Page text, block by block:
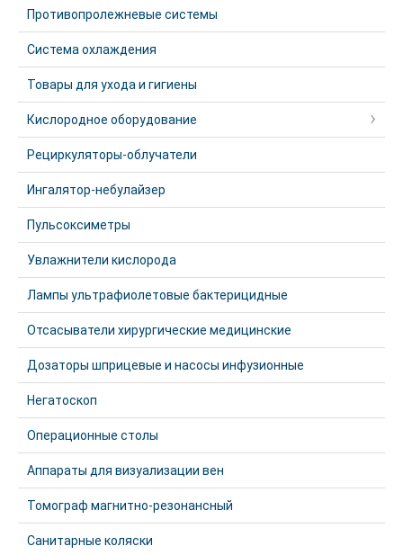
Противопролежневые системы
Система охлаждения
Товары для ухода и гигиены
Кислородное оборудование
Рециркуляторы-облучатели
Ингалятор-небулайзер
Пульсоксиметры
Увлажнители кислорода
Лампы ультрафиолетовые бактерицидные
Отсасыватели хирургические медицинские
Дозаторы шприцевые и насосы инфузионные
Негатоскоп
Операционные столы
Аппараты для визуализации вен
Томограф магнитно-резонансный
Санитарные коляски